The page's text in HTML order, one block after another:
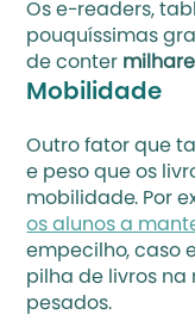
Os e-readers,
pouquíssimas
de conter
Mobilidade
Outro fator que
e peso que os
mobilidade. Por
os alunos a
empecilho, caso
pilha de livros na
pesados.